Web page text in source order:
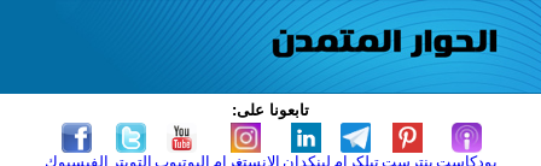
تابعونا على:
الفيسبوك التويتر اليوتيوب الانستغرام لينكدإن تيلكرامبنترست بودكاست